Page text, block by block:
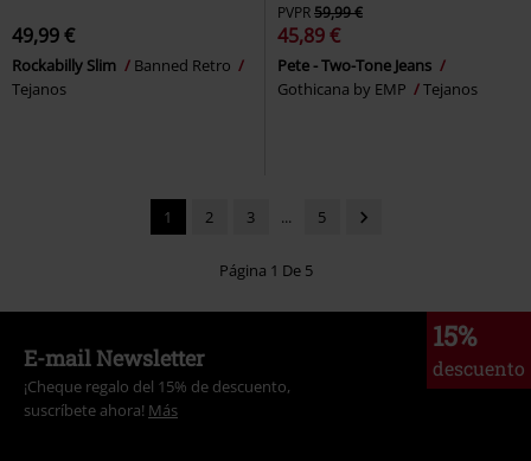
49,99 €
Rockabilly Slim
Banned Retro
Tejanos
PVPR59,99 €
45,89 €
Pete - Two-Tone Jeans
Gothicana by EMP
Tejanos
1 2 3 ... 5
Página 1 De 5
15%
descuento
E-mail Newsletter
¡Cheque regalo del 15% de descuento,
suscríbete ahora! Más